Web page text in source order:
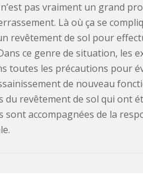
pas vraiment un grand
Là où ça se
revêtement de sol pour
ce genre de situation, les
toutes les précautions pour
de nouveau
revêtement de sol qui ont
sont accompagnées de la